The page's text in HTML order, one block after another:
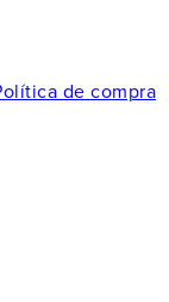
de compra